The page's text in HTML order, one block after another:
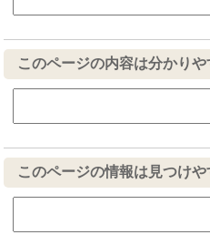
このページの内容は分かり
このページの情報は見つけ